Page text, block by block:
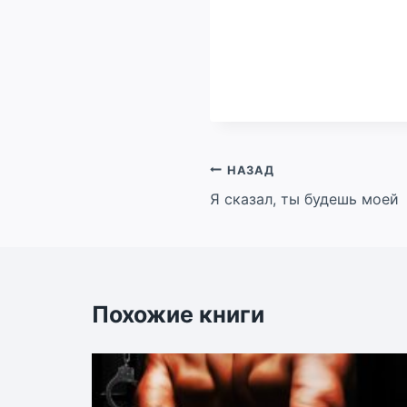
Навигация
по
НАЗАД
Я сказал, ты будешь моей
Похожие книги